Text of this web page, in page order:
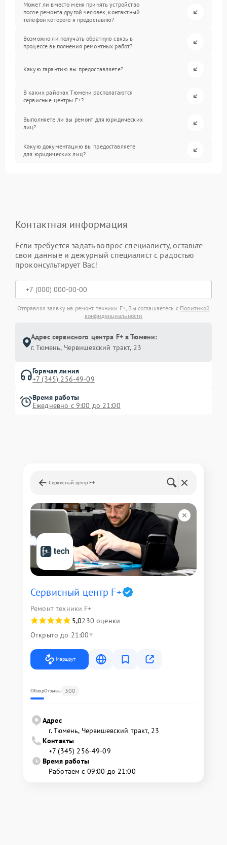
Может ли вместо меня принять устройство
после ремонта другой человек, контактный
телефон которого я предоставлю?
Возможно ли получать обратную связь в
процессе выполнения ремонтных работ?
Какую гарантию вы предоставляете?
В каких районах Тюмени располагаются
сервисные центры F+?
Выполняете ли вы ремонт для юридических
лиц?
Какую документацию вы предоставляете
для юридических лиц?
Контактная информация
Если требуется задать вопрос специалисту, оставьте
свои данные и дежурный специалист с радостью
проконсультирует Вас!
Отправляя заявку на ремонт техники F+, Вы соглашаетесь с Политикой
конфиденциальности
Адрес сервисного центра F+ в Тюмени:
г. Тюмень, ​Червишевский тракт, 23
Горячая линия
+7 (345) 256-49-09
Время работы
Ежедневно с 9:00 до 21:00
Сервисный центр F+
Сервисный центр F+
Ремонт техники F+
5,0230 оценки
Открыто до 21:00
Маршрут
ОбзорОтзывы 300
Адрес
г. Тюмень, ​Червишевский тракт, 23
Контакты
+7 (345) 256-49-09
Время работы
Работаем с 09:00 до 21:00